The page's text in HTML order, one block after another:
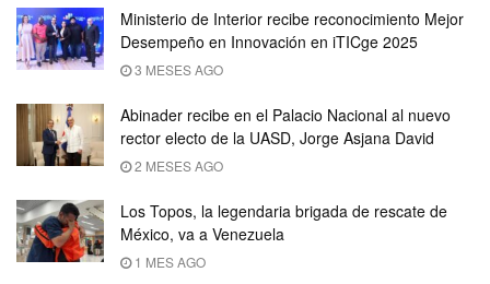
Ministerio de Interior recibe reconocimiento Mejor
Desempeño en Innovación en iTICge 2025
3 MESES AGO
Abinader recibe en el Palacio Nacional al nuevo
rector electo de la UASD, Jorge Asjana David
2 MESES AGO
Los Topos, la legendaria brigada de rescate de
México, va a Venezuela
1 MES AGO